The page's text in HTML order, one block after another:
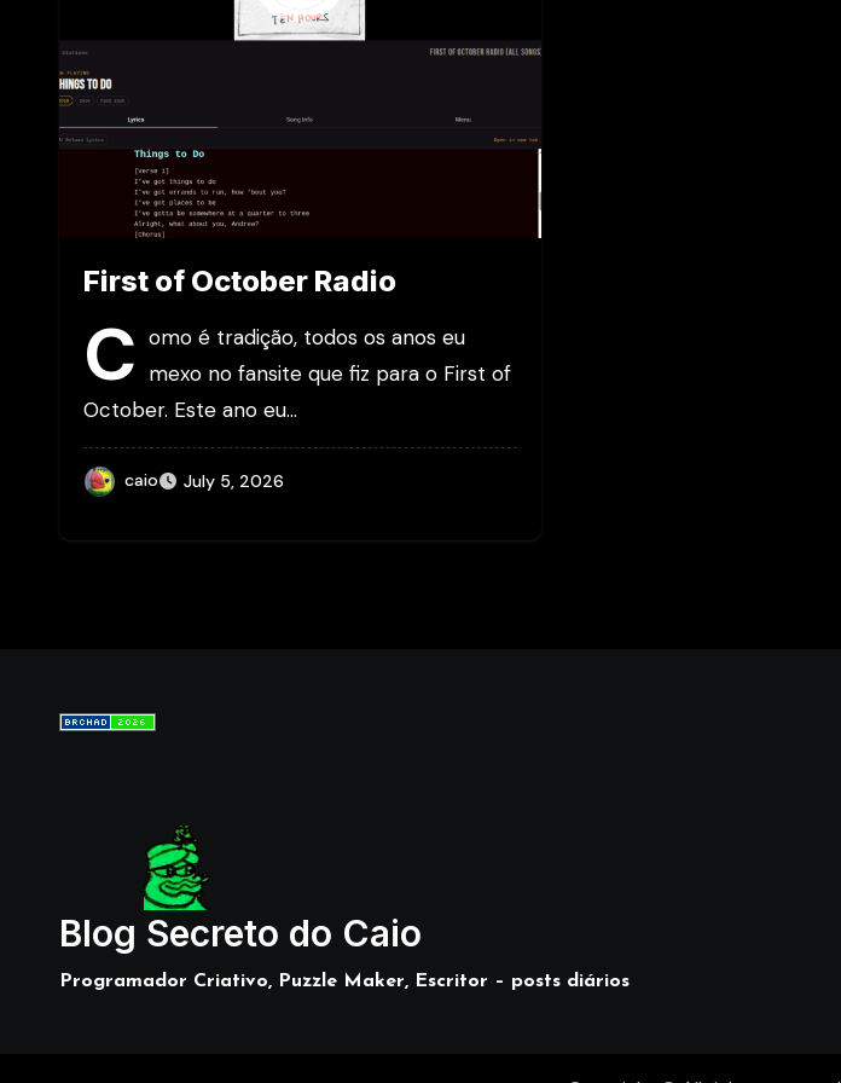
First of October Radio
C omo é tradição, todos os anos eu
mexo no fansite que fiz para o First of
October. Este ano eu…
caio July 5, 2026
Blog Secreto do Caio
Programador Criativo, Puzzle Maker, Escritor – posts diários